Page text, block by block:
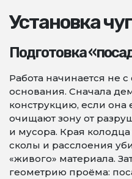
Установка
Подготовка
Работа начинается не
основания. Сначала
конструкцию, если она
очищают зону от
и мусора. Края
сколы и расслоения
«живого» материала.
геометрию проёма: